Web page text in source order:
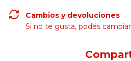
Cambios y devoluciones
Si no te gusta, podés